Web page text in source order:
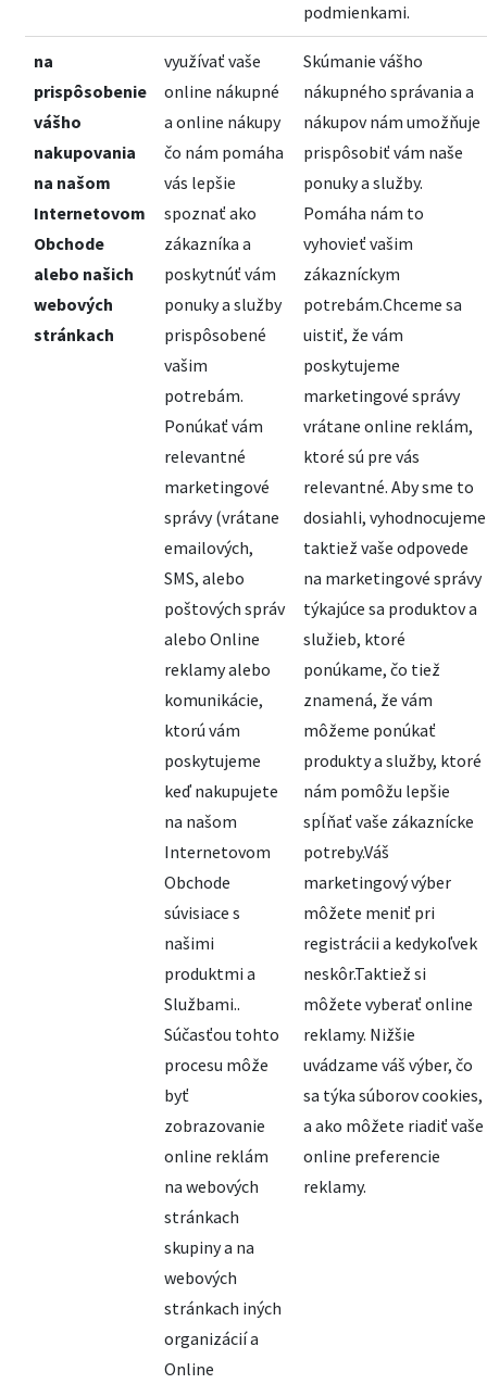
podmienkami.
na
prispôsobenie
vášho
nakupovania
na našom
Internetovom
Obchode
alebo našich
webových
stránkach
využívať vaše
online nákupné
a online nákupy
čo nám pomáha
vás lepšie
spoznať ako
zákazníka a
poskytnúť vám
ponuky a služby
prispôsobené
vašim
potrebám.
Ponúkať vám
relevantné
marketingové
správy (vrátane
emailových,
SMS, alebo
poštových správ
alebo Online
reklamy alebo
komunikácie,
ktorú vám
poskytujeme
keď nakupujete
na našom
Internetovom
Obchode
súvisiace s
našimi
produktmi a
Službami..
Súčasťou tohto
procesu môže
byť
zobrazovanie
online reklám
na webových
stránkach
skupiny a na
webových
stránkach iných
organizácií a
Online
Skúmanie vášho
nákupného správania a
nákupov nám umožňuje
prispôsobiť vám naše
ponuky a služby.
Pomáha nám to
vyhovieť vašim
zákazníckym
potrebám.Chceme sa
uistiť, že vám
poskytujeme
marketingové správy
vrátane online reklám,
ktoré sú pre vás
relevantné. Aby sme to
dosiahli, vyhodnocujeme
taktiež vaše odpovede
na marketingové správy
týkajúce sa produktov a
služieb, ktoré
ponúkame, čo tiež
znamená, že vám
môžeme ponúkať
produkty a služby, ktoré
nám pomôžu lepšie
spĺňať vaše zákaznícke
potreby.Váš
marketingový výber
môžete meniť pri
registrácii a kedykoľvek
neskôr.Taktiež si
môžete vyberať online
reklamy. Nižšie
uvádzame váš výber, čo
sa týka súborov cookies,
a ako môžete riadiť vaše
online preferencie
reklamy.